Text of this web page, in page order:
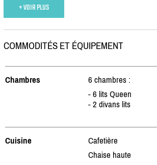
+ VOIR PLUS
COMMODITÉS ET ÉQUIPEMENT
Chambres
6 chambres :
- 6 lits Queen
- 2 divans lits
Cuisine
Cafetière
Chaise haute